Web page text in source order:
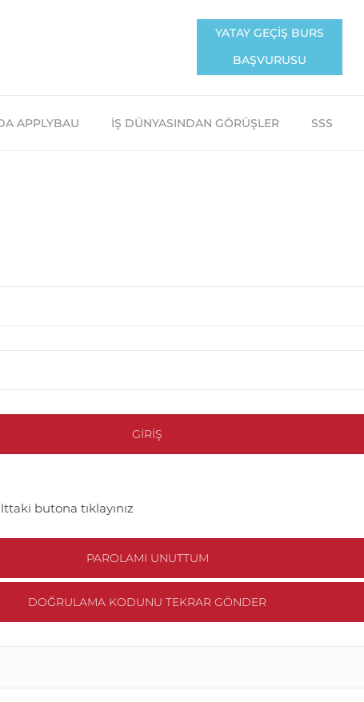
YATAY GEÇİŞ BURS
BAŞVURUSU
APPLYBAU İŞ DÜNYASINDAN GÖRÜŞLER SSS
GIRIŞ
butona tıklayınız
PAROLAMI UNUTTUM
DOĞRULAMA KODUNU TEKRAR GÖNDER